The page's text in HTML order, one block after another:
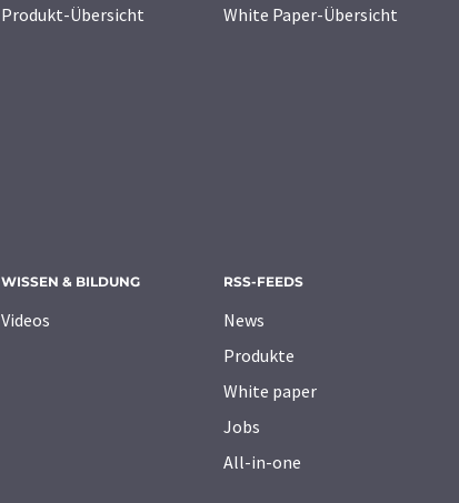
Produkt-Übersicht
White Paper-Übersicht
WISSEN & BILDUNG
Videos
RSS-FEEDS
News
Produkte
White paper
Jobs
All-in-one